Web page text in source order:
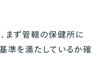
まず管轄の保健所に
準を満たしているか確